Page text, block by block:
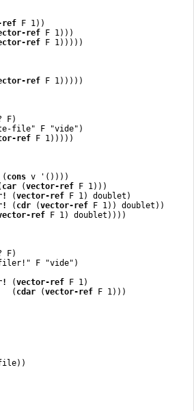
ref F 1))
ref F 1)))
ref F 1)))))
ref F 1)))))
F)
file" F "vide")
ref F 1)))))
( cons v '())))
car (vector-ref F 1)))
(vector-ref F 1) doublet)
( cdr (vector-ref F 1)) doublet))
ref F 1) doublet))))
F)
F "vide")
(vector-ref F 1)
(
cdar (vector-ref F 1)))